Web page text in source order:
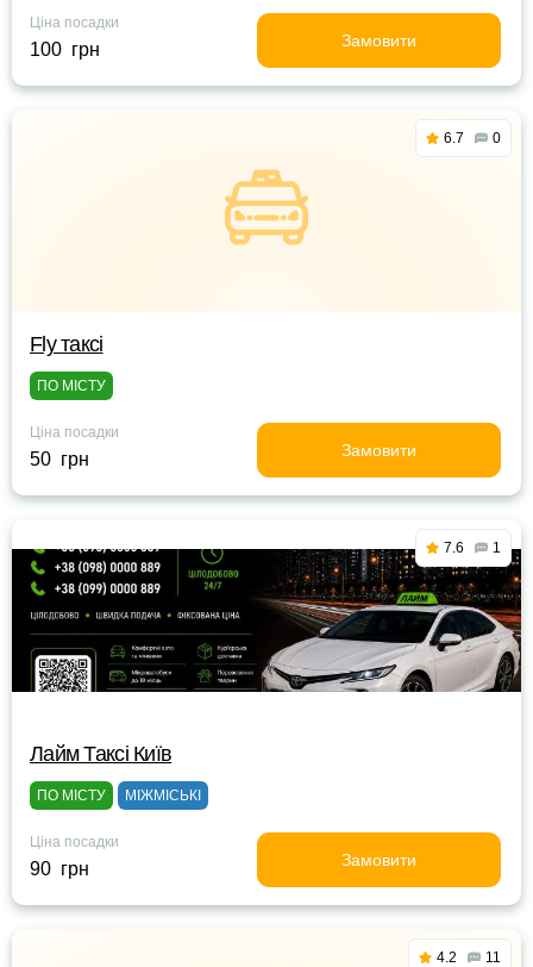
Ціна посадки
100 грн Замовити
6.7 0
Fly таксі
ПО МІСТУ
Ціна посадки
50 грн Замовити
7.6 1
Лайм Таксі Київ
ПО МІСТУ МІЖМІСЬКІ
Ціна посадки
90 грн Замовити
4.2 11